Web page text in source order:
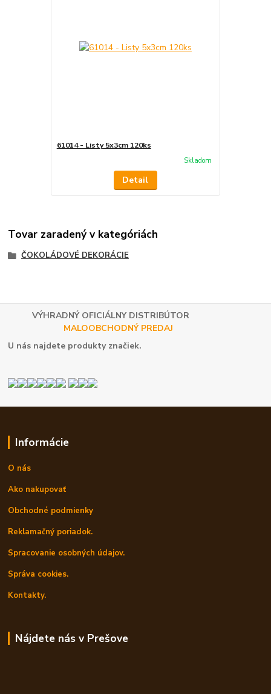
61014 - Listy 5x3cm 120ks
Skladom
Detail
Tovar zaradený v kategóriách
ČOKOLÁDOVÉ DEKORÁCIE
VÝHRADNÝ OFICIÁLNY DISTRIBÚTOR
MALOOBCHODNÝ PREDAJ
U nás najdete produkty značiek.
Informácie
O nás
Ako nakupovať
Obchodné podmienky
Reklamačný poriadok.
Spracovanie osobných údajov.
Správa cookies.
Kontakty.
Nájdete nás v Prešove